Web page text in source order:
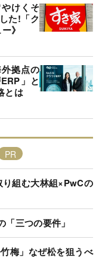
けくそ
た!「ク
》
拠点の
」と
とは
組む大林組×PwCの
三つの要件」
梅」なぜ松を狙うべ